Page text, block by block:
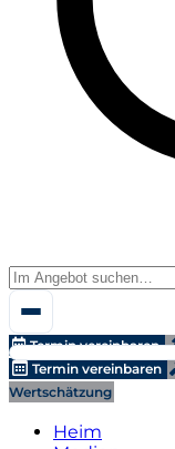
Termin vereinbaren
Termin vereinbaren
Wertschätzung
Heim